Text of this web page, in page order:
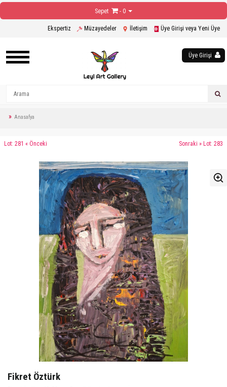
Sepet - 0
Ekspertiz Müzayedeler İletişim Üye Girişi veya Yeni Üye
Üye Girişi
Anasafya
Lot: 281 « Önceki Sonraki » Lot: 283
Fikret Öztürk